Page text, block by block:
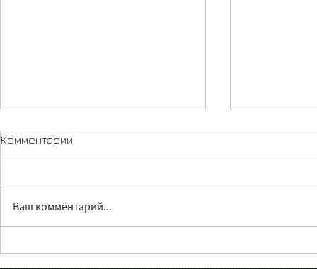
Комментарии
Ваш комментарий...